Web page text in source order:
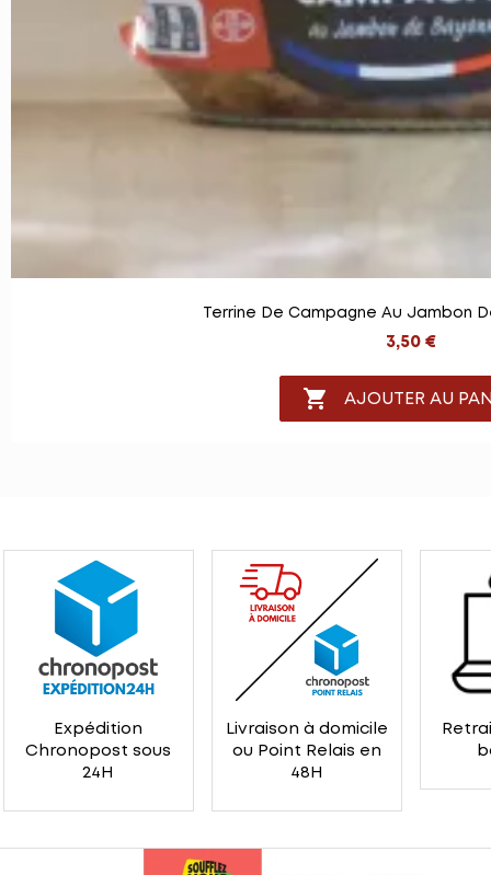
Terrine De Campagne Au Jambon
3,50 €
 AJOUTER AU
Expédition
Chronopost sous
24H
Livraison à domicile
ou Point Relais en
48H